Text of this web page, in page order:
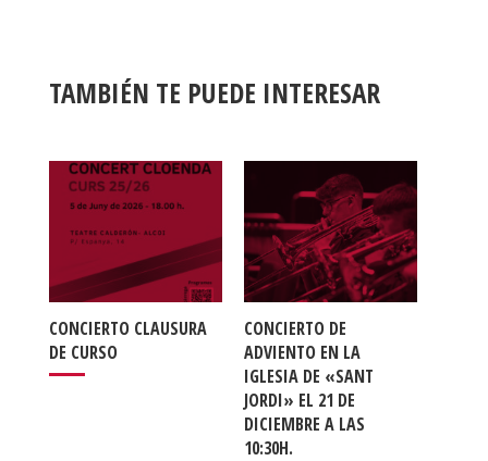
TAMBIÉN TE PUEDE INTERESAR
CONCIERTO CLAUSURA
DE CURSO
CONCIERTO DE
ADVIENTO EN LA
IGLESIA DE «SANT
JORDI» EL 21 DE
DICIEMBRE A LAS
10:30H.